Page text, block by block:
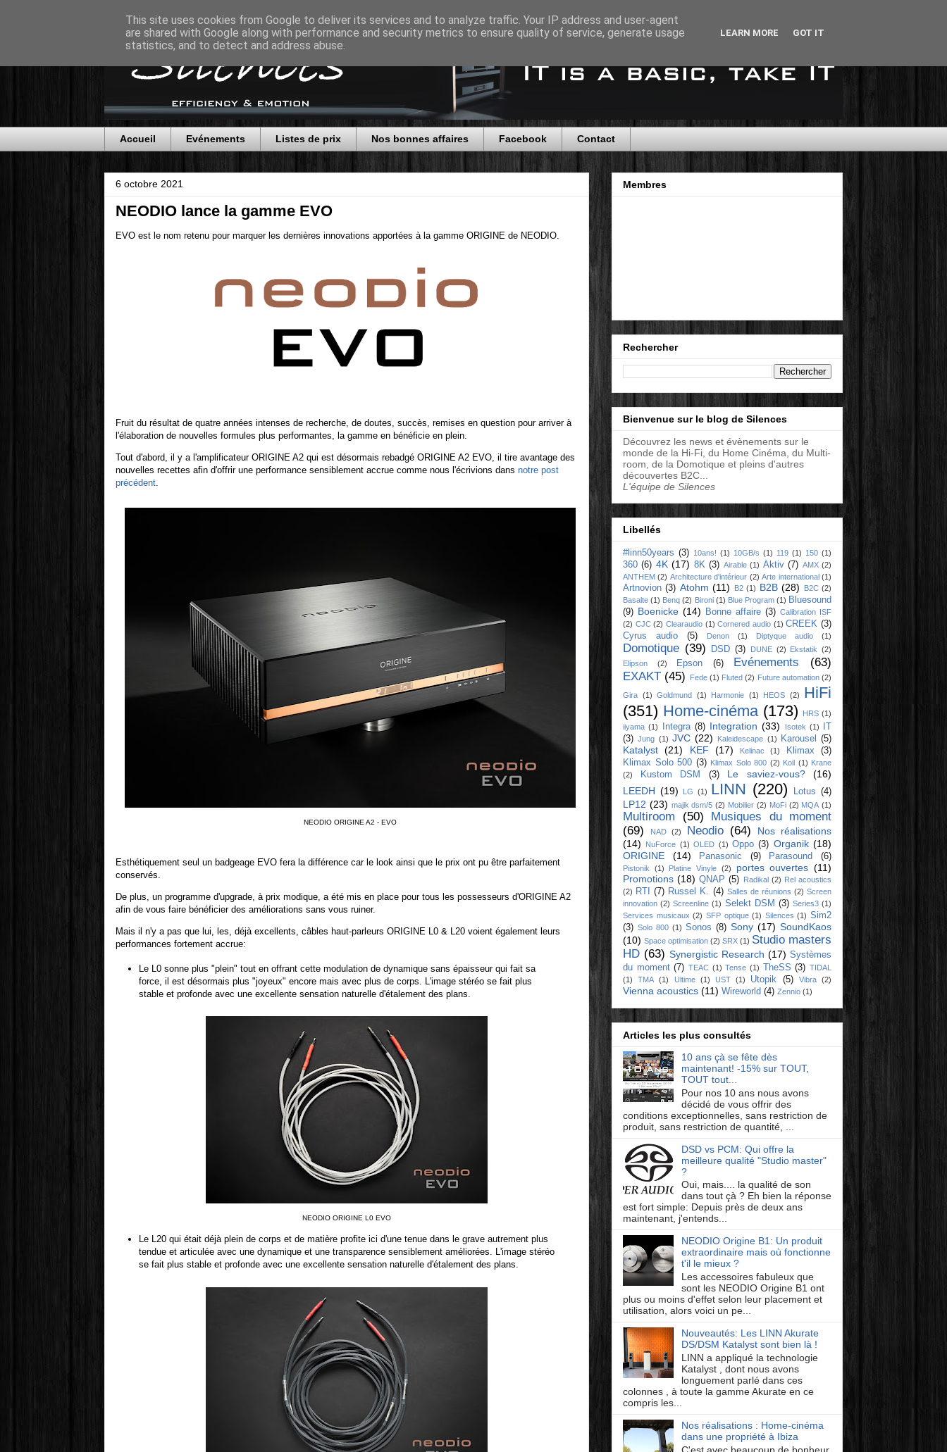
Accueil Evénements Listes de prix Nos bonnes affaires Facebook Contact
6 octobre 2021
NEODIO lance la gamme EVO
EVO est le nom retenu pour marquer les dernières innovations apportées à la gamme ORIGINE de NEODIO.
Fruit du résultat de quatre années intenses de recherche, de doutes, succès, remises en question pour arriver à
l'élaboration de nouvelles formules plus performantes, la gamme en bénéficie en plein.
Tout d'abord, il y a l'amplificateur ORIGINE A2 qui est désormais rebadgé ORIGINE A2 EVO, il tire avantage des
nouvelles recettes afin d'offrir une performance sensiblement accrue comme nous l'écrivions dans notre post
précédent
NEODIO ORIGINE A2 - EVO
Esthétiquement seul un badgeage EVO fera la différence car le look ainsi que le prix ont pu être parfaitement
conservés.
De plus, un programme d'upgrade, à prix modique, a été mis en place pour tous les possesseurs d'ORIGINE A2
afin de vous faire bénéficier des améliorations sans vous ruiner.
Mais il n'y a pas que lui, les, déjà excellents, câbles haut-parleurs ORIGINE L0 & L20 voient également leurs
performances fortement accrue:
Le L0 sonne plus "plein" tout en offrant cette modulation de dynamique sans épaisseur qui fait sa
force, il est désormais plus "joyeux" encore mais avec plus de corps. L'image stéréo se fait plus
stable et profonde avec une excellente sensation naturelle d'étalement des plans.
NEODIO ORIGINE L0 EVO
Le L20 qui était déjà plein de corps et de matière profite ici d'une tenue dans le grave autrement plus
tendue et articulée avec une dynamique et une transparence sensiblement améliorées. L'image stéréo
se fait plus stable et profonde avec une excellente sensation naturelle d'étalement des plans.
Membres
Rechercher
Bienvenue sur le blog de Silences
Découvrez les news et évènements sur le
monde de la Hi-Fi, du Home Cinéma, du Multi-
room, de la Domotique et pleins d'autres
découvertes B2C...
L'équipe de Silences
Libellés
#linn50years (3) 10ans! (1) 10GB/s (1) 119 (1) 150 (1)
360 (6) 4K (17) 8K (3) Airable (1) Aktiv (7) AMX (2)
ANTHEM (2) Architecture d'intérieur (2) Arte international (1)
Artnovion (3) Atohm (11) B2 (1) B2B (28) B2C (2)
Basalte (1) Benq (2) Bironi (1) Blue Program (1) Bluesound
(9) Boenicke (14) Bonne affaire (3) Calibration ISF
(2) CJC (2) Clearaudio (1) Cornered audio (1) CREEK (3)
Cyrus audio
(5) Denon (1) Diptyque audio (1)
Domotique (39) DSD (3) DUNE (2) Ekstatik (2)
Elipson
(2) Epson (6) Evénements
(63)
EXAKT (45) Fede (1) Fluted (2) Future automation (2)
Gira (1) Goldmund (1) Harmonie (1) HEOS (2)
HiFi
(351) Home-cinéma (173) HRS (1)
iiyama (1) Integra (8) Integration (33) Isotek (1)
(3) Jung (1) JVC (22) Kaleidescape (1) Karousel (5)
Katalyst (21) KEF (17) Kelinac (1) Klimax
(3)
Klimax Solo 500 (3) Klimax Solo 800 (2) Koil (1) Krane
(2)
Kustom DSM (3) Le saviez-vous?
(16)
LEEDH (19) LG (1) LINN (220) Lotus (4)
LP12 (23) majik dsm/5 (2) Mobilier (2) MoFi (2) MQA (1)
Multiroom (50)
Musiques du moment
(69)
NAD (2) Neodio (64)
Nos réalisations
(14)
NuForce (1) OLED (1) Oppo (3) Organik (18)
ORIGINE
(14) Panasonic (9) Parasound (6)
Pistonik (1) Platine Vinyle (2) portes ouvertes (11)
Promotions (18) QNAP (5) Radikal (2) Rel acoustics
(2) RTI (7) Russel K. (4) Salles de réunions (2) Screen
innovation (2) Screenline (1) Selekt DSM (3) Series3 (1)
Services musicaux (2) SFP optique (1) Silences (1) Sim2
(3) Solo 800 (1) Sonos (8) Sony (17) SoundKaos
(10) Space optimisation (2) SRX (1) Studio masters
HD (63) Synergistic Research (17) Systèmes
du moment (7) TEAC (1) Tense (1) TheSS (3) TIDAL
(1)
TMA (1) Ultime (1) UST (1) Utopik (5) Vibra (2)
Vienna acoustics (11) Wireworld (4) Zennio (1)
Articles les plus consultés
10 ans çà se fête dès
maintenant! -15% sur TOUT,
TOUT tout...
Pour nos 10 ans nous avons
décidé de vous offrir des
conditions exceptionnelles, sans restriction de
produit, sans restriction de quantité, ...
DSD vs PCM: Qui offre la
meilleure qualité "Studio master"
?
Oui, mais.... la qualité de son
dans tout çà ? Eh bien la réponse
est fort simple: Depuis près de deux ans
maintenant, j'entends...
NEODIO Origine B1: Un produit
extraordinaire mais où fonctionne
t'il le mieux ?
Les accessoires fabuleux que
sont les NEODIO Origine B1 ont
plus ou moins d'effet selon leur placement et
utilisation, alors voici un pe...
Nouveautés: Les LINN Akurate
DS/DSM Katalyst sont bien là !
LINN a appliqué la technologie
Katalyst , dont nous avons
longuement parlé dans ces
colonnes , à toute la gamme Akurate en ce
compris les...
Nos réalisations : Home-cinéma
dans une propriété à Ibiza
C'est avec beaucoup de bonheur
This site uses cookies from Google to deliver its services and to analyze traffic. Your IP address and user-agent
are shared with Google along with performance and security metrics to ensure quality of service, generate usage
statistics, and to detect and address abuse.
LEARN MORE GOT IT